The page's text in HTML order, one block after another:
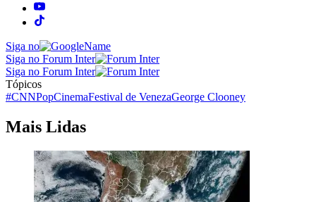
Siga no
Siga no Forum Inter
Siga no Forum Inter
Tópicos
#CNNPopCinemaFestival de VenezaGeorge Clooney
Mais Lidas